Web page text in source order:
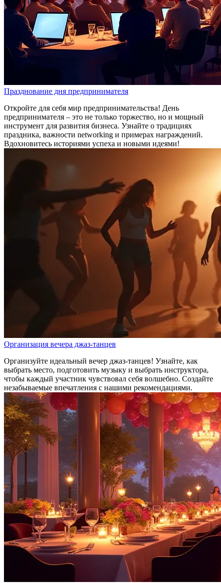
Празднование дня предпринимателя
Откройте для себя мир предпринимательства! День
предпринимателя – это не только торжество, но и мощный
инструмент для развития бизнеса. Узнайте о традициях
праздника, важности networking и примерах награждений.
Вдохновитесь историями успеха и новыми идеями!
Организация вечера джаз-танцев
Организуйте идеальный вечер джаз-танцев! Узнайте, как
выбрать место, подготовить музыку и выбрать инструктора,
чтобы каждый участник чувствовал себя волшебно. Создайте
незабываемые впечатления с нашими рекомендациями.